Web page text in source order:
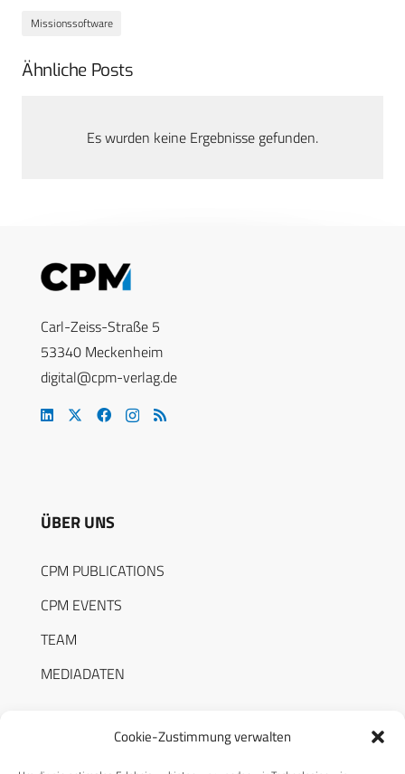
Cookie-Zustimmung verwalten
Missionssoftware
Ähnliche Posts
Es wurden keine Ergebnisse gefunden.
Carl-Zeiss-Straße 5
53340 Meckenheim
digital@cpm-verlag.de
ÜBER UNS
CPM PUBLICATIONS
CPM EVENTS
TEAM
MEDIADATEN